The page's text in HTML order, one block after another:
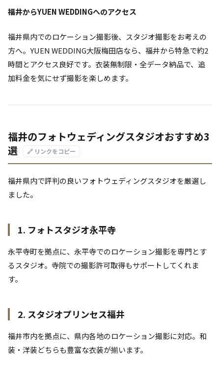
福井からYUEN WEDDINGへのアクセス
福井県内でのロケーション撮影後、スタジオ撮影をお考えの
方へ。YUEN WEDDING大阪梅田店なら、福井から特急で約2
時間とアクセス良好です。衣装無制限・全データ納品で、追
加料金を気にせず撮影を楽しめます。
福井のフォトウェディングスタジオおすすめ3
選
🔗 リンクをコピー
福井県内で評判の良いフォトウェディングスタジオを厳選し
ました。
1. フォトスタジオ永平寺
永平寺町を拠点に、永平寺でのロケーション撮影を専門とす
るスタジオ。寺院での撮影許可取得もサポートしてくれま
す。
2. スタジオプリンセス福井
福井市内を拠点に、県内各地のロケーション撮影に対応。和
装・洋装どちらも豊富な衣装が揃います。